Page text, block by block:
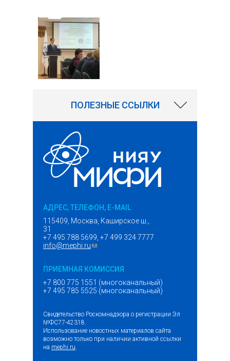
ПОЛЕЗНЫЕ ССЫЛКИ
АДРЕС, ТЕЛЕФОН, E-MAIL
115409, Москва, Каширское ш.,
31
+7 495 788 5699, +7 499 324 7777
info@mephi.ru(ссылка для отправки email)
ПРИЕМНАЯ КОМИССИЯ
+7 800 775 1551 (многоканальный)
+7 495 785 5525 (многоканальный)
Свидетельство Роскомнадзора о регистрации Эл
№ФС77-42318.
Использование новостных материалов сайта
возможно только при наличии активной ссылки
на mephi.ru.